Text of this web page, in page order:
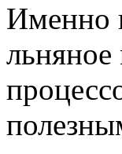
Именно